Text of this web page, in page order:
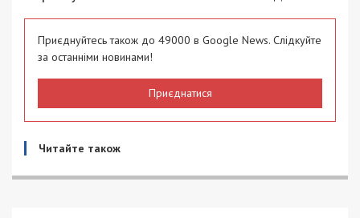
Приєднуйтесь також до 49000 в Google News. Слідкуйте
за останніми новинами!
Приєднатися
Читайте також